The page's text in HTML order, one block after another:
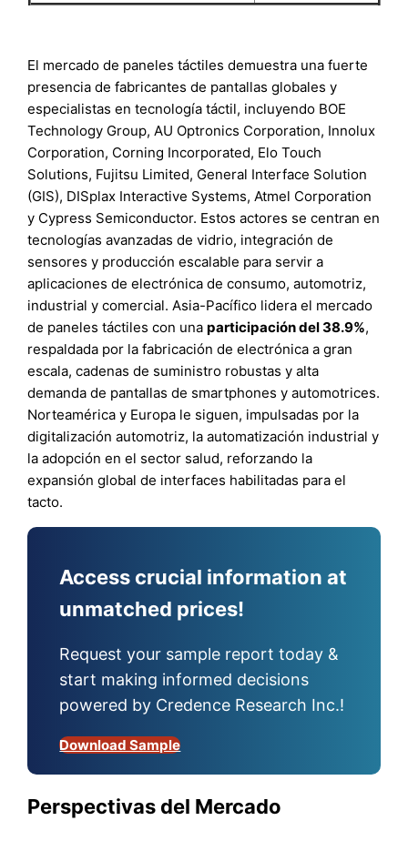
El mercado de paneles táctiles demuestra una fuerte
presencia de fabricantes de pantallas globales y
especialistas en tecnología táctil, incluyendo BOE
Technology Group, AU Optronics Corporation, Innolux
Corporation, Corning Incorporated, Elo Touch
Solutions, Fujitsu Limited, General Interface Solution
(GIS), DISplax Interactive Systems, Atmel Corporation
y Cypress Semiconductor. Estos actores se centran en
tecnologías avanzadas de vidrio, integración de
sensores y producción escalable para servir a
aplicaciones de electrónica de consumo, automotriz,
industrial y comercial. Asia-Pacífico lidera el mercado
de paneles táctiles con una participación del 38.9%,
respaldada por la fabricación de electrónica a gran
escala, cadenas de suministro robustas y alta
demanda de pantallas de smartphones y automotrices.
Norteamérica y Europa le siguen, impulsadas por la
digitalización automotriz, la automatización industrial y
la adopción en el sector salud, reforzando la
expansión global de interfaces habilitadas para el
tacto.
Access crucial information at
unmatched prices!
Request your sample report today &
start making informed decisions
powered by Credence Research Inc.!
Download Sample
Perspectivas del Mercado